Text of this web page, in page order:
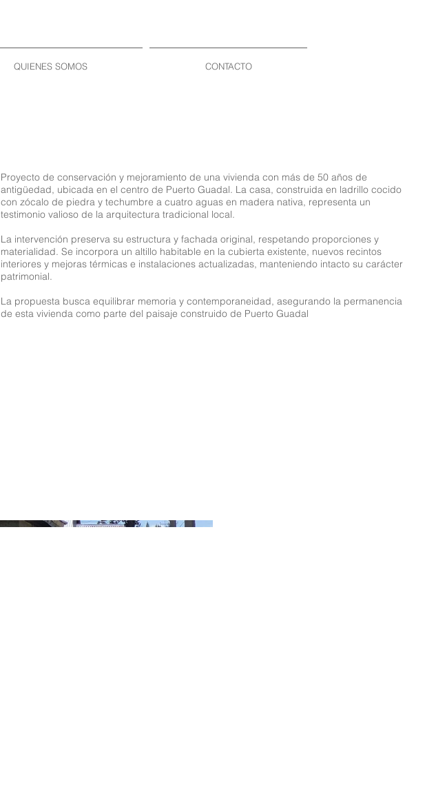
QUIENES SOMOS CONTACTO
Proyecto de conservación y mejoramiento de una vivienda con más de 50 años de
antigüedad, ubicada en el centro de Puerto Guadal. La casa, construida en ladrillo cocido
con zócalo de piedra y techumbre a cuatro aguas en madera nativa, representa un
testimonio valioso de la arquitectura tradicional local.
La intervención preserva su estructura y fachada original, respetando proporciones y
materialidad. Se incorpora un altillo habitable en la cubierta existente, nuevos recintos
interiores y mejoras térmicas e instalaciones actualizadas, manteniendo intacto su carácter
patrimonial.
La propuesta busca equilibrar memoria y contemporaneidad, asegurando la permanencia
de esta vivienda como parte del paisaje construido de Puerto Guadal